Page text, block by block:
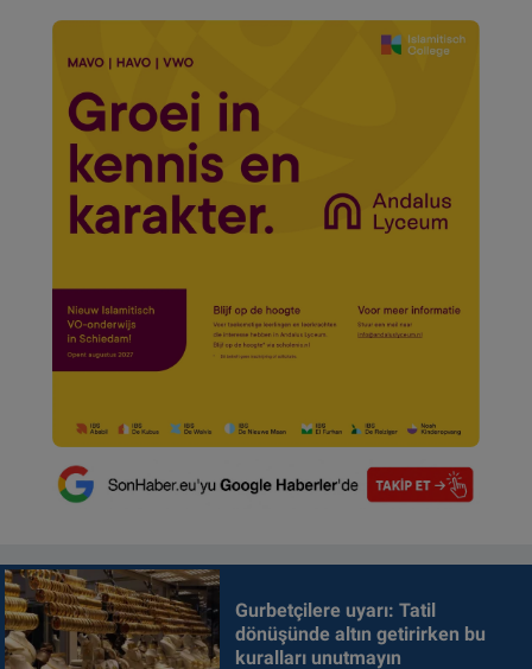
Gurbetçilere uyarı: Tatil
dönüşünde altın getirirken bu
kuralları unutmayın